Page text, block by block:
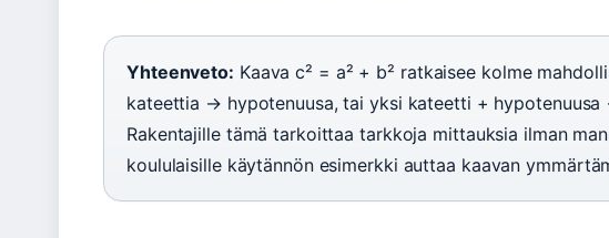
Yhteenveto: Kaava c² = a² + b² ratkaisee kolme
kateettia → hypotenuusa, tai yksi kateetti +
Rakentajille tämä tarkoittaa tarkkoja mittauksia ilman
koululaisille käytännön esimerkki auttaa kaavan